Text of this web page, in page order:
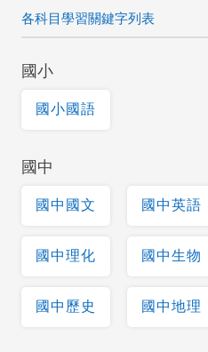
各科目學習關鍵字列表
國小
國小國語
國中
國中國文 國中英語
國中理化 國中生物
國中歷史 國中地理